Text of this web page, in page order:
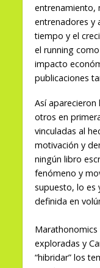
entrenamiento,
entrenadores y
tiempo y el
el running
impacto
publicaciones
Así
otros en
vinculadas al
motivación y
ningún libro
fenómeno y
supuesto, lo es
definida en
exploradas y
“hibridar” los